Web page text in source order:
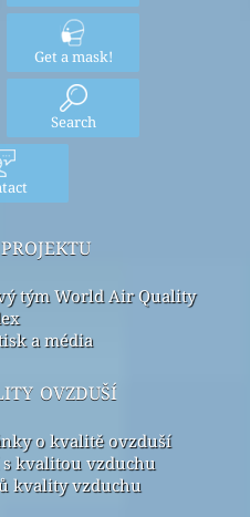
Get a mask!
Search
tým World Air Quality
a média
ovzduší
o kvalitě ovzduší
kvalitou vzduchu
kvality vzduchu